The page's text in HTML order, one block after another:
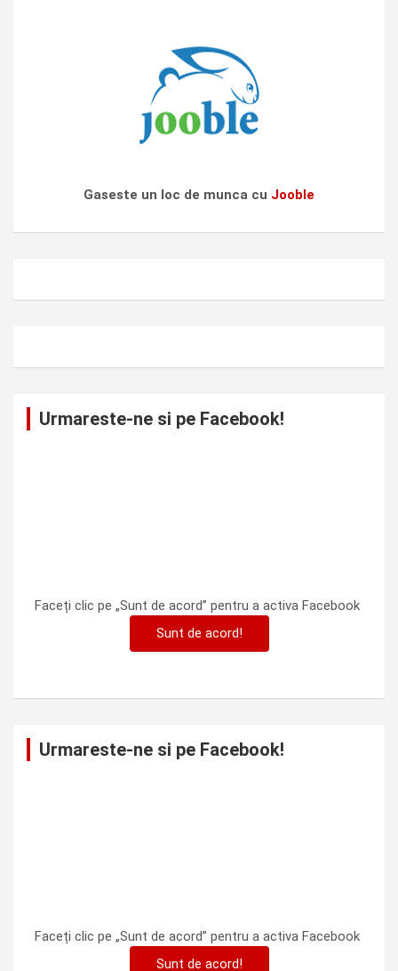
Gaseste un loc de munca cu Jooble
Urmareste-ne si pe Facebook!
Faceți clic pe „Sunt de acord” pentru a activa Facebook
Sunt de acord!
Urmareste-ne si pe Facebook!
Faceți clic pe „Sunt de acord” pentru a activa Facebook
Sunt de acord!